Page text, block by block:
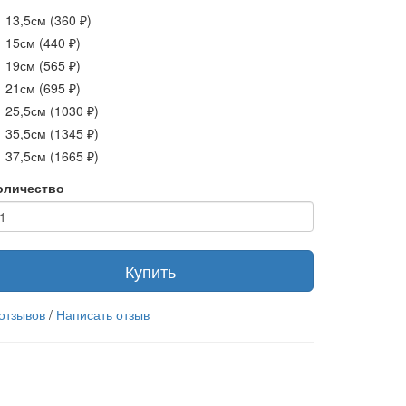
13,5см (360 ₽)
15см (440 ₽)
19см (565 ₽)
21см (695 ₽)
25,5см (1030 ₽)
35,5см (1345 ₽)
37,5см (1665 ₽)
Купить
/ Написать отзыв